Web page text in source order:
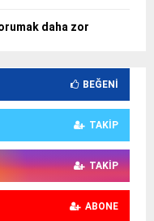
daha zor
BEĞENI
TAKIP
TAKIP
ABONE